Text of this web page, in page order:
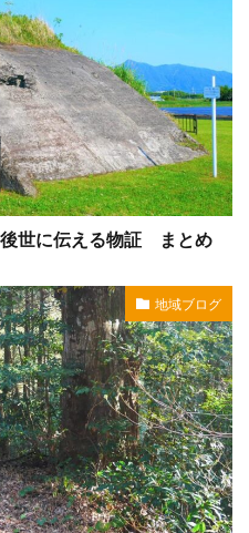
世に伝える物証 まとめ
地域ブログ